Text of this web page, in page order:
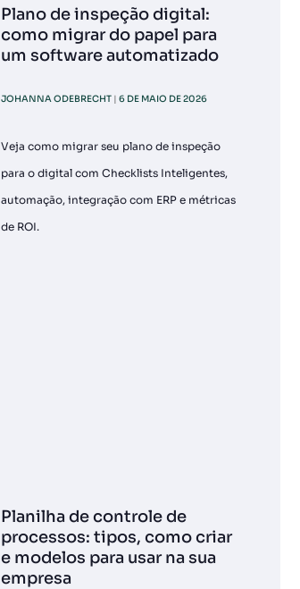
Plano de inspeção digital:
como migrar do papel para
um software automatizado
JOHANNA ODEBRECHT 6 DE MAIO DE 2026
Veja como migrar seu plano de inspeção
para o digital com Checklists Inteligentes,
automação, integração com ERP e métricas
de ROI.
Planilha de controle de
processos: tipos, como criar
e modelos para usar na sua
empresa